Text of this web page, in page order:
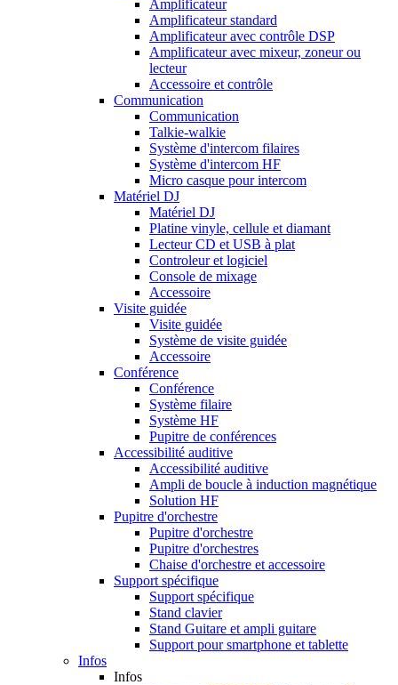
Amplificateur
Amplificateur standard
Amplificateur avec contrôle DSP
Amplificateur avec mixeur, zoneur ou
lecteur
Accessoire et contrôle
Communication
Communication
Talkie-walkie
Système d'intercom filaires
Système d'intercom HF
Micro casque pour intercom
Matériel DJ
Matériel DJ
Platine vinyle, cellule et diamant
Lecteur CD et USB à plat
Controleur et logiciel
Console de mixage
Accessoire
Visite guidée
Visite guidée
Système de visite guidée
Accessoire
Conférence
Conférence
Système filaire
Système HF
Pupitre de conférences
Accessibilité auditive
Accessibilité auditive
Ampli de boucle à induction magnétique
Solution HF
Pupitre d'orchestre
Pupitre d'orchestre
Pupitre d'orchestres
Chaise d'orchestre et accessoire
Support spécifique
Support spécifique
Stand clavier
Stand Guitare et ampli guitare
Support pour smartphone et tablette
Infos
Infos